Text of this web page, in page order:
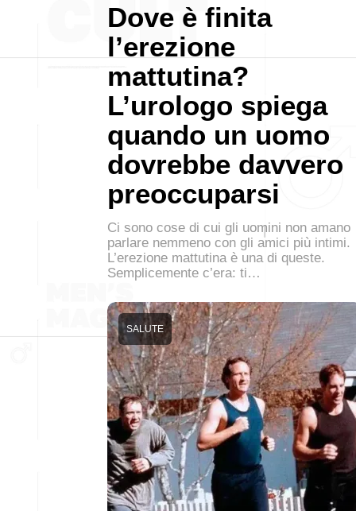
Dove è finita
l’erezione
mattutina?
L’urologo spiega
quando un uomo
dovrebbe davvero
preoccuparsi
Ci sono cose di cui gli uomini non amano
parlare nemmeno con gli amici più intimi.
L’erezione mattutina è una di queste.
Semplicemente c’era: ti…
SALUTE